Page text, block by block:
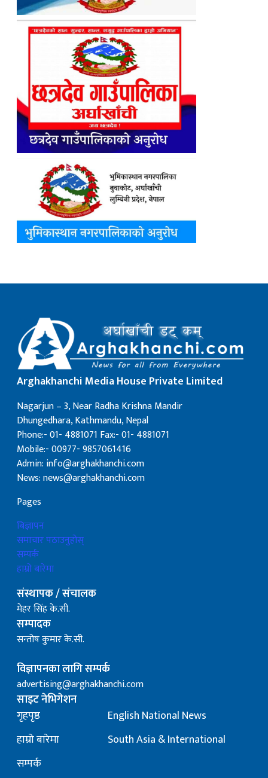
Arghakhanchi Media House Private Limited
Nagarjun – 3, Near Radha Krishna Mandir
Dhungedhara, Kathmandu, Nepal
Phone:- 01- 4881071 Fax:- 01- 4881071
Mobile:- 00977- 9857061416
Admin: info@arghakhanchi.com
News: news@arghakhanchi.com
Pages
बिज्ञापन
समाचार पठाउनुहोस्
सम्पर्क
हाम्रो बारेमा
संस्थापक / संचालक
मेहर सिंह के.सी.
सम्पादक
सन्तोष कुमार के.सी.
विज्ञापनका लागि सम्पर्क
advertising@arghakhanchi.com
साइट नेभिगेशन
गृहपृष्ठ
हाम्रो बारेमा
सम्पर्क
English National News
South Asia & International